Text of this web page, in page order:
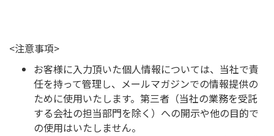
<注意事項>
お客様に入力頂いた個人情報については、当社で責
任を持って管理し、メールマガジンでの情報提供の
ために使用いたします。第三者（当社の業務を受託
する会社の担当部門を除く）への開示や他の目的で
の使用はいたしません。